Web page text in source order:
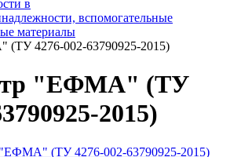
в
вспомогательные
материалы
4276-002-63790925-2015)
"ЕФМА" (ТУ
2015)